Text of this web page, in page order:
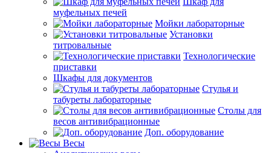
муфельных печей
Мойки лабораторные
Установки
титровальные
Технологические
приставки
Шкафы для документов
Стулья и
табуреты лабораторные
Столы для
весов антивибрационные
Доп. оборудование
Весы